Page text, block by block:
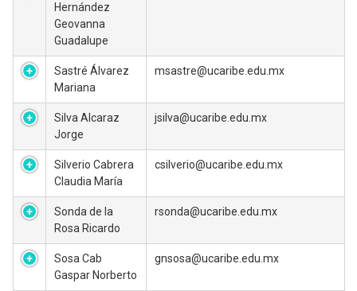
Hernández
Geovanna
Guadalupe
Sastré Álvarez
Mariana
msastre@ucaribe.edu.mx
Silva Alcaraz
Jorge
jsilva@ucaribe.edu.mx
Silverio Cabrera
Claudia María
csilverio@ucaribe.edu.mx
Sonda de la
Rosa Ricardo
rsonda@ucaribe.edu.mx
Sosa Cab
Gaspar Norberto
gnsosa@ucaribe.edu.mx